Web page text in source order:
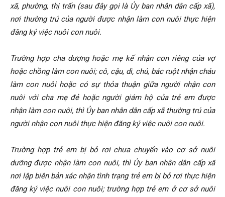
xã, phường, thị trấn (sau đây gọi là Ủy ban nhân dân cấp xã),
nơi thường trú của người được nhận làm con nuôi thực hiện
đăng ký việc nuôi con nuôi.
Trường hợp cha dượng hoặc mẹ kế nhận con riêng của vợ
hoặc chồng làm con nuôi; cô, cậu, dì, chú, bác ruột nhận cháu
làm con nuôi hoặc có sự thỏa thuận giữa người nhận con
nuôi với cha mẹ đẻ hoặc người giám hộ của trẻ em được
nhận làm con nuôi, thì Ủy ban nhân dân cấp xã thường trú của
người nhận con nuôi thực hiện đăng ký việc nuôi con nuôi.
Trường hợp trẻ em bị bỏ rơi chưa chuyển vào cơ sở nuôi
dưỡng được nhận làm con nuôi, thì Ủy ban nhân dân cấp xã
nơi lập biên bản xác nhận tình trạng trẻ em bị bỏ rơi thực hiện
đăng ký việc nuôi con nuôi; trường hợp trẻ em ở cơ sở nuôi